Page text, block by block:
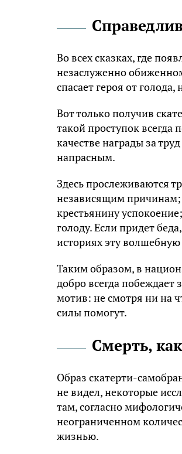
Во всех сказках, где
незаслуженно
спасает героя от
Вот только получив
такой проступок всегда
качестве награды за
напрасным.
Здесь прослеживаются
независящим причинам;
крестьянину
голоду. Если придет
историях эту
Таким образом, в
добро всегда побеждает
мотив: не смотря ни на
силы помогут.
Смерть,
Образ скатерти-
не видел, некоторые
там, согласно
неограниченном
жизнью.